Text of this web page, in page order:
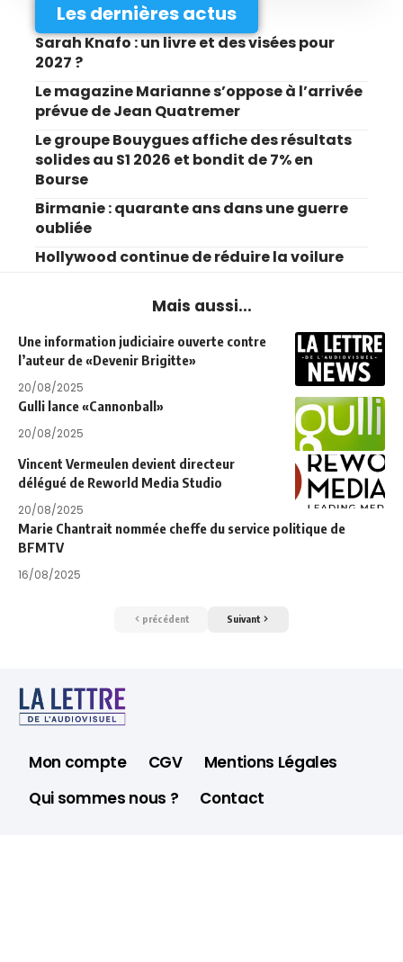
Les dernières actus
Sarah Knafo : un livre et des visées pour
2027 ?
Le magazine Marianne s’oppose à l’arrivée
prévue de Jean Quatremer
Le groupe Bouygues affiche des résultats
solides au S1 2026 et bondit de 7% en
Bourse
Birmanie : quarante ans dans une guerre
oubliée
Hollywood continue de réduire la voilure
Mais aussi...
Une information judiciaire ouverte contre
l’auteur de «Devenir Brigitte»
20/08/2025
Gulli lance «Cannonball»
20/08/2025
Vincent Vermeulen devient directeur
délégué de Reworld Media Studio
20/08/2025
Marie Chantrait nommée cheffe du service politique de
BFMTV
16/08/2025
précédent Suivant
Mon compte CGV
Mentions Légales
Qui sommes nous ?
Contact